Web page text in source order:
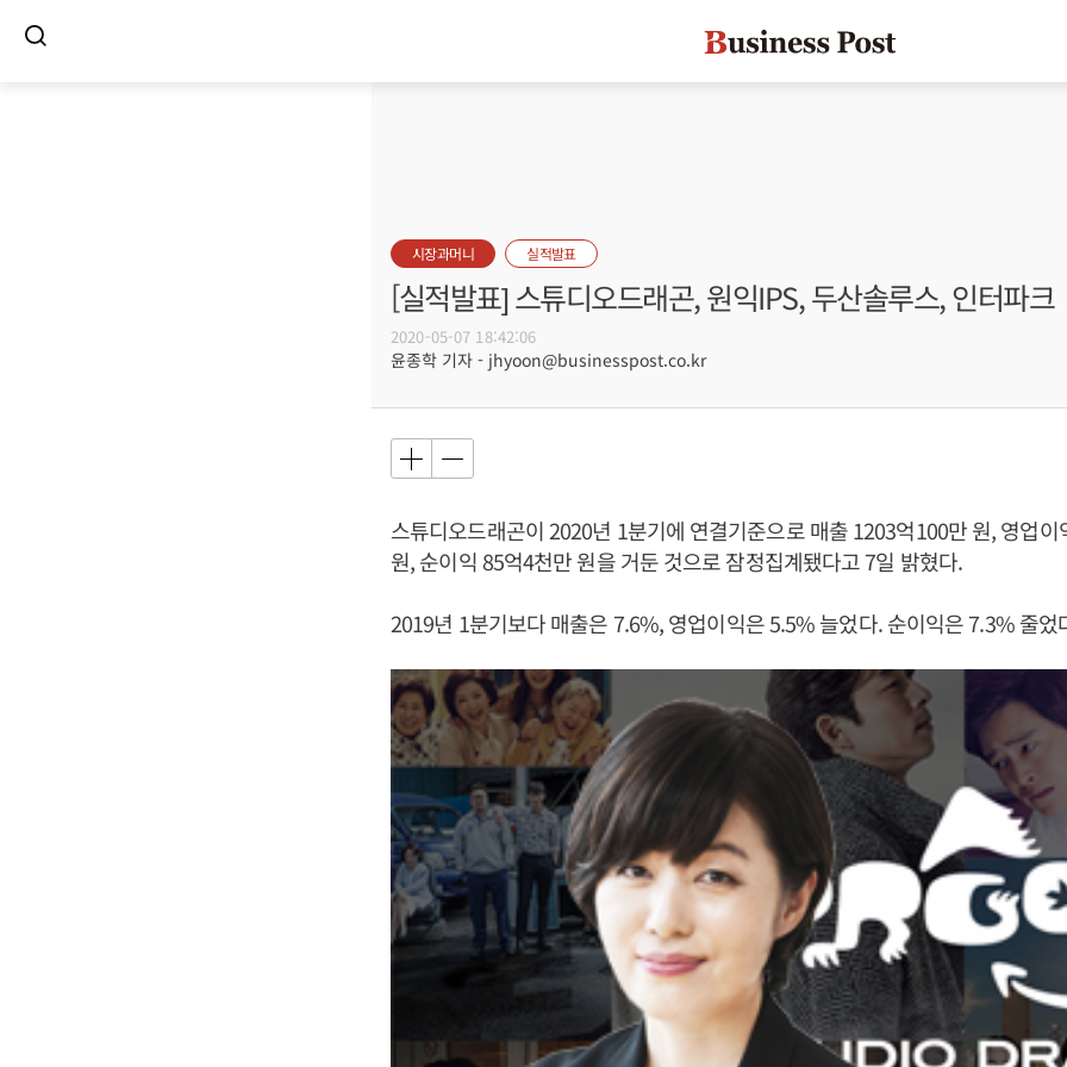
시장과머니 실적발표
[실적발표] 스튜디오드래곤, 원익IPS, 두산솔루스, 인터파크
2020-05-07 18:42:06
윤종학 기자 - jhyoon@businesspost.co.kr
스튜디오드래곤이 2020년 1분기에 연결기준으로 매출 1203억100만 원, 영업
원, 순이익 85억4천만 원을 거둔 것으로 잠정집계됐다고 7일 밝혔다.
2019년 1분기보다 매출은 7.6%, 영업이익은 5.5% 늘었다. 순이익은 7.3% 줄었